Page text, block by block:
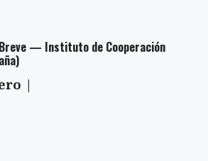
— Instituto de Cooperación
|